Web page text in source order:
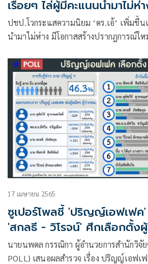
เรื่อยๆ ไล่ผู้มีคะแนนนำมาไม่ห่
ปชป.โวกระแสความนิยม ‘ดร.เอ้’ เพิ่มขึ้
นำมาไม่ห่าง มีโอกาสสร้างปรากฎการณ์ใ
17 เมษายน 2565
ซูเปอร์โพลชี้ 'ปริญญ์เอฟเฟ
'สกลธี - วิโรจน์' ศึกเลือกตั้ง
นายนพดล กรรณิกา ผู้อำนวยการสำนักวิจัย
POLL) เสนอผลสำรวจ เรื่อง ปริญญ์เอฟเ